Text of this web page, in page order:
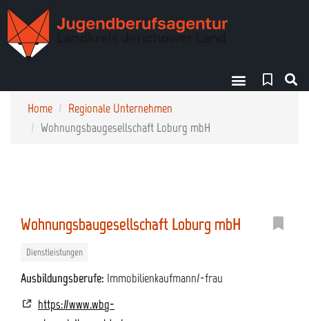
Home
Regionale Unternehmen
Wohnungsbaugesellschaft Loburg mbH
Wohnungsbaugesellschaft Loburg mbH
Dienstleistungen
Ausbildungsberufe: Immobilienkaufmann/-frau
https://www.wbg-